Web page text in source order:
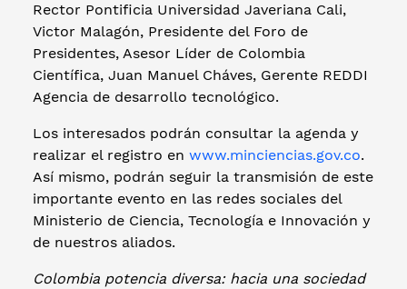
Rector Pontificia Universidad Javeriana Cali,
Victor Malagón, Presidente del Foro de
Presidentes, Asesor Líder de Colombia
Científica, Juan Manuel Cháves, Gerente REDDI
Agencia de desarrollo tecnológico.
Los interesados podrán consultar la agenda y
realizar el registro en www.minciencias.gov.co.
Así mismo, podrán seguir la transmisión de este
importante evento en las redes sociales del
Ministerio de Ciencia, Tecnología e Innovación y
de nuestros aliados.
Colombia potencia diversa: hacia una sociedad